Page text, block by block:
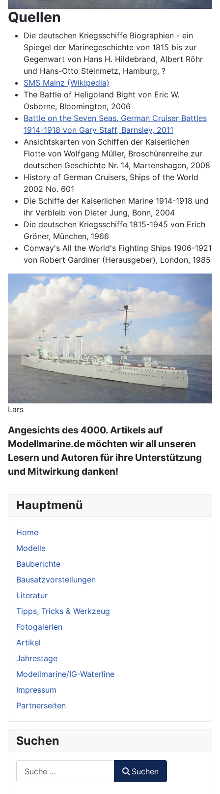
Hauptmenü
Home
Modelle
Bauberichte
Bausatzvorstellungen
Literatur
Tipps, Tricks & Werkzeug
Fotogalerien
Artikel
Jahrestage
Modellmarine/IG-Waterline
Impressum
Partnerseiten
Suchen
Suchen
Quellen
Die deutschen Kriegsschiffe Biographien - ein
Spiegel der Marinegeschichte von 1815 bis zur
Gegenwart von Hans H. Hildebrand, Albert Röhr
und Hans-Otto Steinmetz, Hamburg, ?
SMS Mainz (Wikipedia)
The Battle of Heligoland Bight von Eric W.
Osborne, Bloomington, 2006
Battle on the Seven Seas. German Cruiser Battles
1914-1918 von Gary Staff, Barnsley, 2011
Ansichtskarten von Schiffen der Kaiserlichen
Flotte von Wolfgang Müller, Broschürenreihe zur
deutschen Geschichte Nr. 14, Martenshagen, 2008
History of German Cruisers, Ships of the World
2002 No. 601
Die Schiffe der Kaiserlichen Marine 1914-1918 und
ihr Verbleib von Dieter Jung, Bonn, 2004
Die deutschen Kriegsschiffe 1815-1945 von Erich
Gröner, München, 1966
Conway's All the World's Fighting Ships 1906-1921
von Robert Gardiner (Herausgeber), London, 1985
Lars
Angesichts des 4000. Artikels auf
Modellmarine.de möchten wir all unseren
Lesern und Autoren für ihre Unterstützung
und Mitwirkung danken!